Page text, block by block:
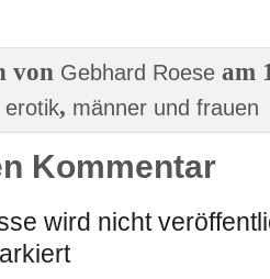
von Gebhard Roese am
erotik, männer und frauen
Kommentar
wird nicht